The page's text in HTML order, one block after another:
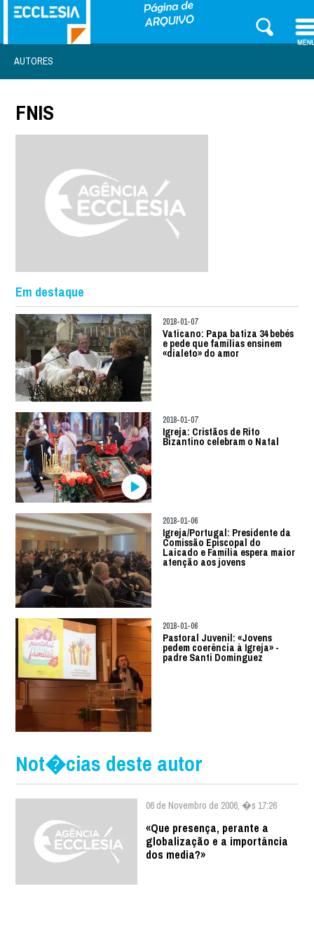
AUTORES
FNIS
Em destaque
2018-01-07
Vaticano: Papa batiza 34 bebés
e pede que famílias ensinem
«dialeto» do amor
2018-01-07
Igreja: Cristãos de Rito
Bizantino celebram o Natal
2018-01-06
Igreja/Portugal: Presidente da
Comissão Episcopal do
Laicado e Família espera maior
atenção aos jovens
2018-01-06
Pastoral Juvenil: «Jovens
pedem coerência à Igreja» -
padre Santi Dominguez
Not�cias deste autor
06 de Novembro de 2006, �s 17:26
«Que presença, perante a
globalização e a importância
dos media?»